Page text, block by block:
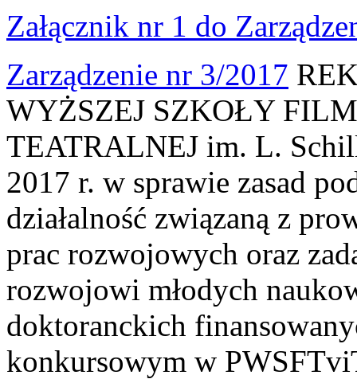
Załącznik nr 1 do
Zarządzenie nr 3/2017
WYŻSZEJ SZKOŁY
TEATRALNEJ im. L.
2017 r. w sprawie zasad
działalność związaną z
prac rozwojowych oraz
rozwojowi młodych
doktoranckich
konkursowym w